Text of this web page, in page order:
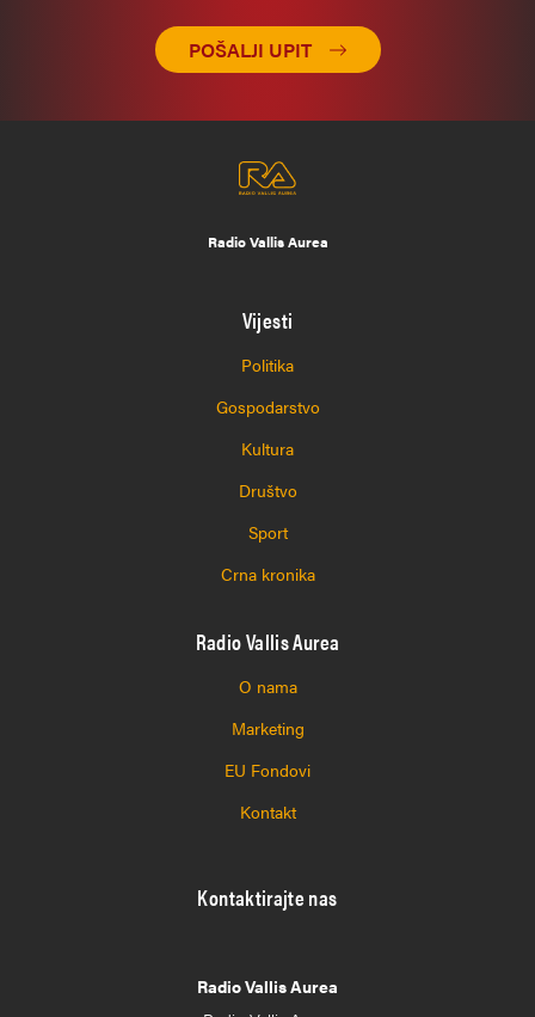
POŠALJI UPIT
Radio Vallis Aurea
Vijesti
Politika
Gospodarstvo
Kultura
Društvo
Sport
Crna kronika
Radio Vallis Aurea
O nama
Marketing
EU Fondovi
Kontakt
Kontaktirajte nas
Radio Vallis Aurea